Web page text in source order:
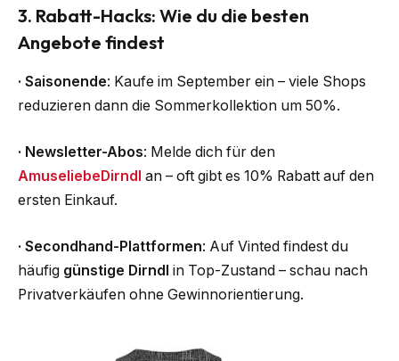
3. Rabatt-Hacks: Wie du die besten
Angebote findest
· Saisonende: Kaufe im September ein – viele Shops
reduzieren dann die Sommerkollektion um 50%.
· Newsletter-Abos: Melde dich für den
AmuseliebeDirndl an – oft gibt es 10% Rabatt auf den
ersten Einkauf.
· Secondhand-Plattformen: Auf Vinted findest du
häufig günstige Dirndl in Top-Zustand – schau nach
Privatverkäufen ohne Gewinnorientierung.